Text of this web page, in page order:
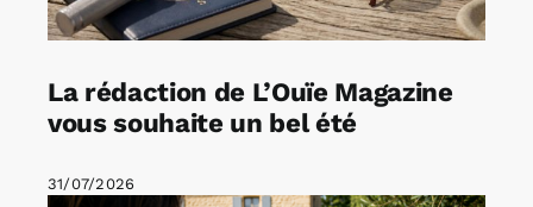
La rédaction de L’Ouïe Magazine
vous souhaite un bel été
31/07/2026